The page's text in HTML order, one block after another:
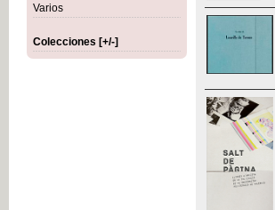
Varios
Colecciones [+/-]